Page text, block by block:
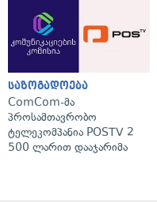
საზოგადოება
ComCom-მა
პროსამთავრობო
ტელეკომპანია POSTV 2
500 ლარით დააჯარიმა